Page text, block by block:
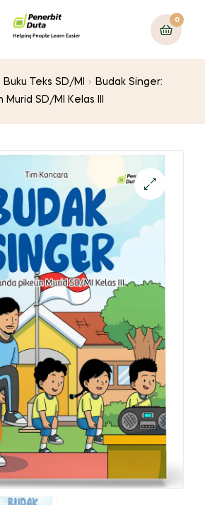
0
Buku Teks SD/MI
Budak Singer:
SD/MI Kelas III